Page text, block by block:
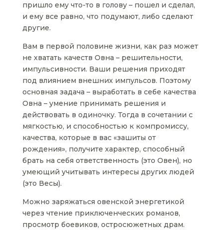
пришло ему что-то в голову – пошел и сделал,
и ему все равно, что подумают, либо сделают
другие.
Вам в первой половине жизни, как раз может
не хватать качеств Овна – решительности,
импульсивности. Ваши решения приходят
под влиянием внешних импульсов. Поэтому
основная задача – выработать в себе качества
Овна – умение принимать решения и
действовать в одиночку. Тогда в сочетании с
мягкостью, и способностью к компромиссу,
качества, которые в вас «зашиты от
рождения», получите характер, способный
брать на себя ответственность (это Овен), но
умеющий учитывать интересы других людей
(это Весы).
Можно заряжаться овенской энергетикой
через чтение приключенческих романов,
просмотр боевиков, остросюжетных драм.